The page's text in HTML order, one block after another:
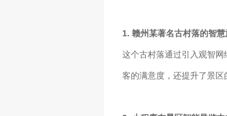
1. 赣州某著名古村落的智
这个古村落通过引入观智
客的满意度，还提升了景区